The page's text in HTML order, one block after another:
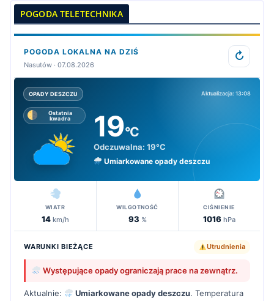
POGODA TELETECHNIKA
POGODA LOKALNA NA DZIŚ
Nasutów · 07.08.2026
↻
OPADY DESZCZU Aktualizacja: 13:08
Ostatnia
kwadra
19°C
Odczuwalna: 19°C
Umiarkowane opady deszczu
WIATR
14km/h
WILGOTNOŚĆ
93 %
CIŚNIENIE
1016 hPa
WARUNKI BIEŻĄCE Utrudnienia
Występujące opady ograniczają prace na zewnątrz.
Aktualnie: Umiarkowane opady deszczu. Temperatura